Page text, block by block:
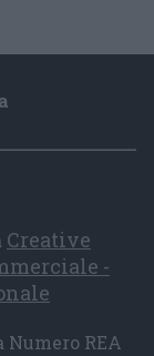
Creative
-
REA